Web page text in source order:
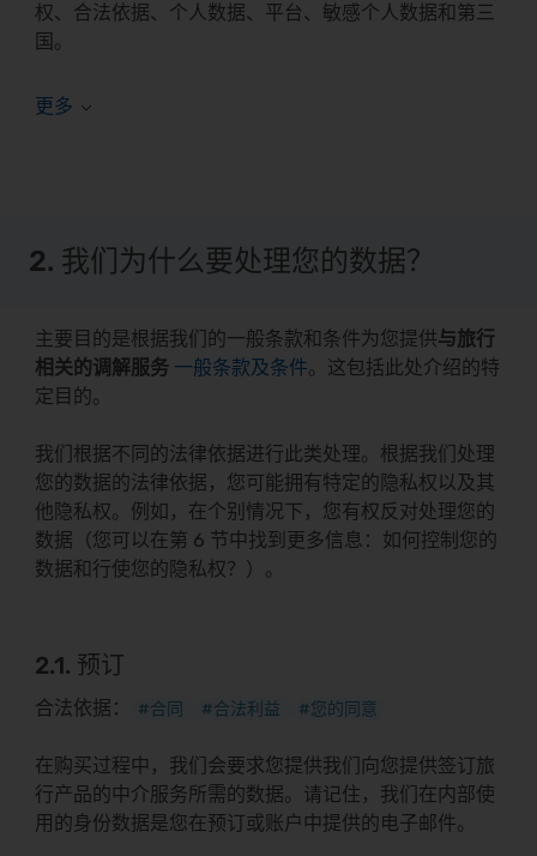
权、合法依据、个人数据、平台、敏感个人数据和第三
国。
2. 我们为什么要处理您的数据？
主要目的是根据我们的一般条款和条件为您提供与旅行
相关的调解服务 一般条款及条件。这包括此处介绍的特
定目的。
我们根据不同的法律依据进行此类处理。根据我们处理
您的数据的法律依据，您可能拥有特定的隐私权以及其
他隐私权。例如，在个别情况下，您有权反对处理您的
数据（您可以在第 6 节中找到更多信息：如何控制您的
数据和行使您的隐私权？）。
2.1. 预订
合法依据： #合同 #合法利益 #您的同意
在购买过程中，我们会要求您提供我们向您提供签订旅
行产品的中介服务所需的数据。请记住，我们在内部使
用的身份数据是您在预订或账户中提供的电子邮件。